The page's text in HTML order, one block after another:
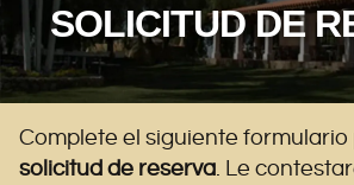
SOLICITUD DE
Complete el siguiente
solicitud de reserva. Le